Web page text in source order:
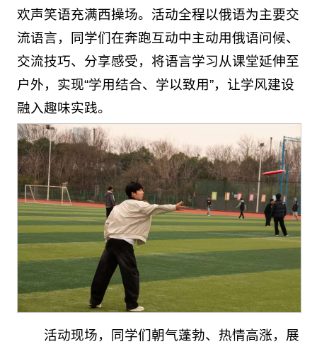
欢声笑语充满西操场。活动全程以俄语为主要交
流语言，同学们在奔跑互动中主动用俄语问候、
交流技巧、分享感受，将语言学习从课堂延伸至
户外，实现“学用结合、学以致用”，让学风建设
融入趣味实践。
活动现场，同学们朝气蓬勃、热情高涨，展